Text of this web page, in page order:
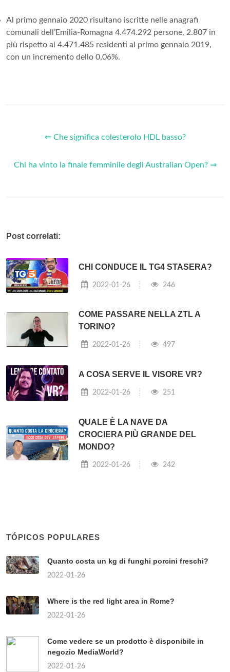
Al primo gennaio 2020 risultano iscritte nelle anagrafi
comunali dell’Emilia-Romagna 4.474.292 persone, 2.807 in
più rispetto ai 4.471.485 residenti al primo gennaio 2019,
con un incremento dello 0,06%.
⇐ Che significa colesterolo HDL basso?
Chi ha vinto la finale femminile degli Australian Open? ⇒
Post correlati:
CHI CONDUCE IL TG4 STASERA?
2022-01-26 246
COME PASSARE NELLA ZTL A
TORINO?
2022-01-26 497
A COSA SERVE IL VISORE VR?
2022-01-26 251
QUALE È LA NAVE DA
CROCIERA PIÙ GRANDE DEL
MONDO?
2022-01-26 242
TÓPICOS POPULARES
Quanto costa un kg di funghi porcini freschi?
2022-01-26
Where is the red light area in Rome?
2022-01-26
Come vedere se un prodotto è disponibile in
negozio MediaWorld?
2022-01-26